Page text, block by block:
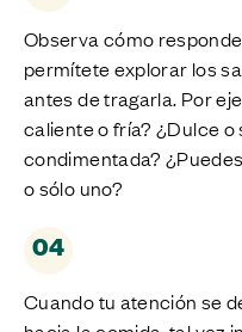
Observa cómo
permítete explorar los
antes de tragarla. Por
caliente o fría? ¿Dulce o
condimentada?
o sólo uno?
04
Cuando tu atención se